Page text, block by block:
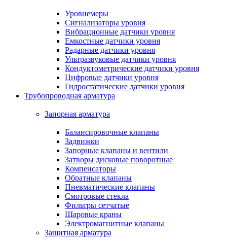
Уровнемеры
Сигнализаторы уровня
Вибрационные датчики уровня
Емкостные датчики уровня
Радарные датчики уровня
Ультразвуковые датчики уровня
Кондуктометрические датчики уровня
Цифровые датчики уровня
Гидростатические датчики уровня
Трубопроводная арматура
Запорная арматура
Балансировочные клапаны
Задвижки
Запорные клапаны и вентили
Затворы дисковые поворотные
Компенсаторы
Обратные клапаны
Пневматические клапаны
Смотровые стекла
Фильтры сетчатые
Шаровые краны
Электромагнитные клапаны
Защитная арматура